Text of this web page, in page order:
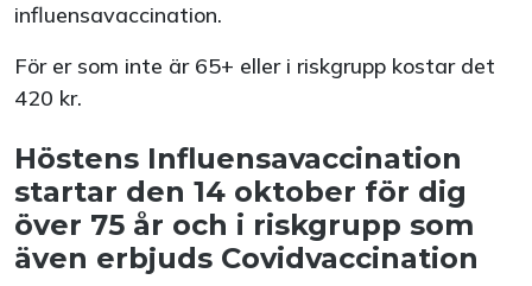
influensavaccination.
För er som inte är 65+ eller i riskgrupp kostar det
420 kr.
Höstens Influensavaccination
startar den 14 oktober för dig
över 75 år och i riskgrupp som
även erbjuds Covidvaccination